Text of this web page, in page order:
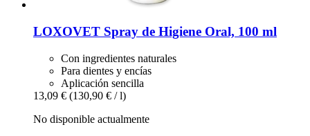
LOXOVET Spray de Higiene Oral, 100 ml
Con ingredientes naturales
Para dientes y encías
Aplicación sencilla
13,09 € (130,90 € / l)
No disponible actualmente